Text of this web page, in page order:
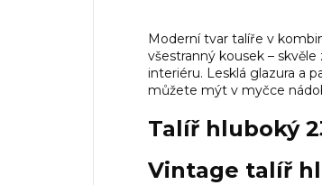
Moderní tvar talíře v
všestranný kousek –
interiéru. Lesklá glazura a
můžete mýt v myčce
Talíř hluboký
Vintage talíř